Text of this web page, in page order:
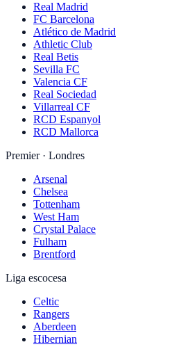
Real Madrid
FC Barcelona
Atlético de Madrid
Athletic Club
Real Betis
Sevilla FC
Valencia CF
Real Sociedad
Villarreal CF
RCD Espanyol
RCD Mallorca
Premier · Londres
Arsenal
Chelsea
Tottenham
West Ham
Crystal Palace
Fulham
Brentford
Liga escocesa
Celtic
Rangers
Aberdeen
Hibernian